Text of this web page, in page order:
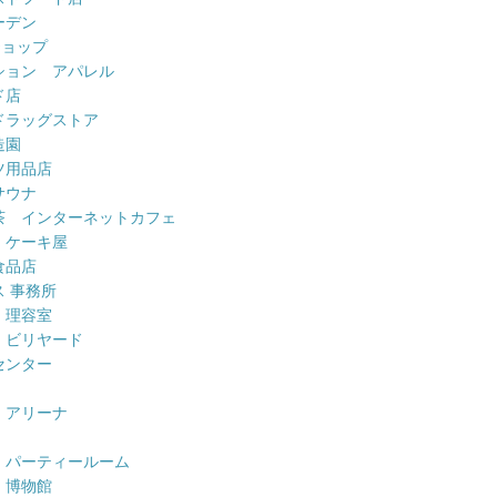
デン
ップ
ョン アパレル
店
ッグストア
用品店
ナ
インターネットカフェ
ーキ屋
品店
事務所
容室
リヤード
ンター
リーナ
ーティールーム
物館